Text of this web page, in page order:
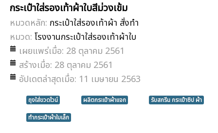
กระเป๋าใส่รองเท้าผ้าใบสีม่วงเข้ม
หมวดหลัก: กระเป๋าใส่รองเท้าผ้า สั่งทำ
หมวด: โรงงานกระเป๋าใส่รองเท้าผ้าใบ
เผยแพร่เมื่อ: 28 ตุลาคม 2561
สร้างเมื่อ: 28 ตุลาคม 2561
อัปเดตล่าสุดเมื่อ: 11 เมษายน 2563
ถุงใส่ขวดไวน์ ผลิตกระเป๋าผ้าแจก
รับสกรีน กระเป๋าซิป ผ้า
ทำกระเป๋าผ้าใบเล็ก